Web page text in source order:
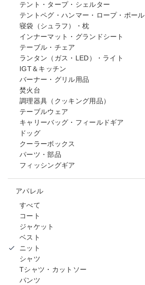
テント・タープ・シェルター
テントペグ・ハンマー・ロープ・ポール
寝袋（シュラフ）・枕
インナーマット・グランドシート
テーブル・チェア
ランタン（ガス・LED）・ライト
IGT＆キッチン
バーナー・グリル用品
焚火台
調理器具（クッキング用品）
テーブルウェア
キャリーバッグ・フィールドギア
ドッグ
クーラーボックス
パーツ・部品
フィッシングギア
アパレル
すべて
コート
ジャケット
ベスト
ニット
シャツ
Tシャツ・カットソー
パンツ